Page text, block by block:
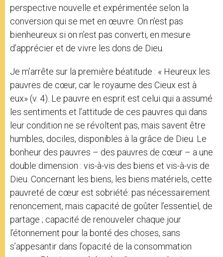
perspective nouvelle et expérimentée selon la
conversion qui se met en œuvre. On n’est pas
bienheureux si on n’est pas converti, en mesure
d’apprécier et de vivre les dons de Dieu.
Je m’arrête sur la première béatitude : « Heureux les
pauvres de cœur, car le royaume des Cieux est à
eux» (v. 4). Le pauvre en esprit est celui qui a assumé
les sentiments et l’attitude de ces pauvres qui dans
leur condition ne se révoltent pas, mais savent être
humbles, dociles, disponibles à la grâce de Dieu. Le
bonheur des pauvres – des pauvres de cœur – a une
double dimension : vis-à-vis des biens et vis-à-vis de
Dieu. Concernant les biens, les biens matériels, cette
pauvreté de cœur est sobriété: pas nécessairement
renoncement, mais capacité de goûter l’essentiel, de
partage ; capacité de renouveler chaque jour
l’étonnement pour la bonté des choses, sans
s’appesantir dans l’opacité de la consommation